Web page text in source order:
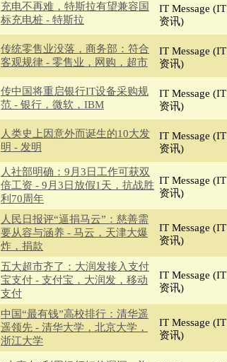
充电不再难，特斯拉有望兼容国
标充电桩 - 特斯拉
IT Message (IT
资讯)
传统零售业没落，商务部：符合
客观规律 - 零售业，网购，超市
IT Message (IT
资讯)
传中国将重启银行IT设备采购规
范 - 银行，微软，IBM
IT Message (IT
资讯)
人类史上因意外而诞生的10大发
明 - 发明
IT Message (IT
资讯)
人社部明确：9月3日工作可获双
倍工资 - 9月3日放假1天，抗战胜
利70周年
IT Message (IT
资讯)
人民日报评“逼捐马云”：慈善需
要从容与涵养 - 马云，天津大爆
炸，捐款
IT Message (IT
资讯)
五大超市齐了：大润发接入支付
宝支付 - 支付宝，大润发，移动
支付
IT Message (IT
资讯)
中国“最有钱”高校排行：清华遥
遥领先 - 清华大学，北京大学，
浙江大学
IT Message (IT
资讯)